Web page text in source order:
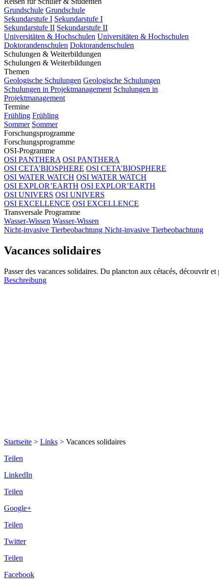
Grundschule Grundschule
Sekundarstufe I Sekundarstufe I
Sekundarstufe II Sekundarstufe II
Universitäten & Hochschulen Universitäten & Hochschulen
Doktorandenschulen Doktorandenschulen
Schulungen & Weiterbildungen
Schulungen & Weiterbildungen
Themen
Geologische Schulungen Geologische Schulungen
Schulungen in Projektmanagement Schulungen in
Projektmanagement
Termine
Frühling Frühling
Sommer Sommer
Forschungsprogramme
Forschungsprogramme
OSI-Programme
OSI PANTHERA OSI PANTHERA
OSI CETA’BIOSPHERE OSI CETA’BIOSPHERE
OSI WATER WATCH OSI WATER WATCH
OSI EXPLOR’EARTH OSI EXPLOR’EARTH
OSI UNIVERS OSI UNIVERS
OSI EXCELLENCE OSI EXCELLENCE
Transversale Programme
Wasser-Wissen Wasser-Wissen
Nicht-invasive Tierbeobachtung Nicht-invasive Tierbeobachtung
Vacances solidaires
Passer des vacances solidaires. Du plancton aux cétacés, découvrir
Beschreibung
Startseite > Links > Vacances solidaires
Teilen
LinkedIn
Teilen
Google+
Teilen
Twitter
Teilen
Facebook